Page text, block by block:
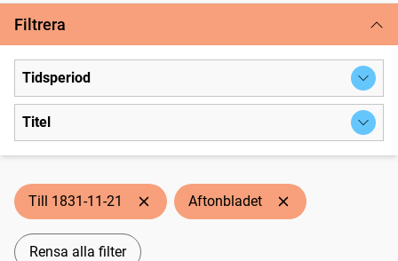
Filtrera
Tidsperiod
Titel
Till 1831-11-21 Aftonbladet
Rensa alla filter